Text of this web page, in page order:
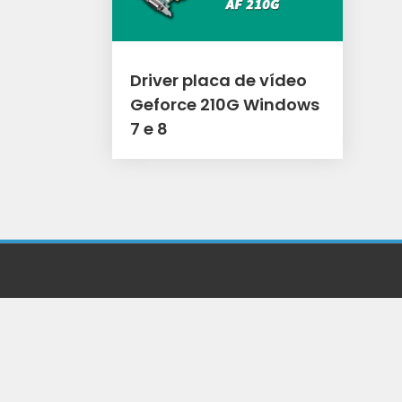
Driver placa de vídeo
Geforce 210G Windows
7 e 8